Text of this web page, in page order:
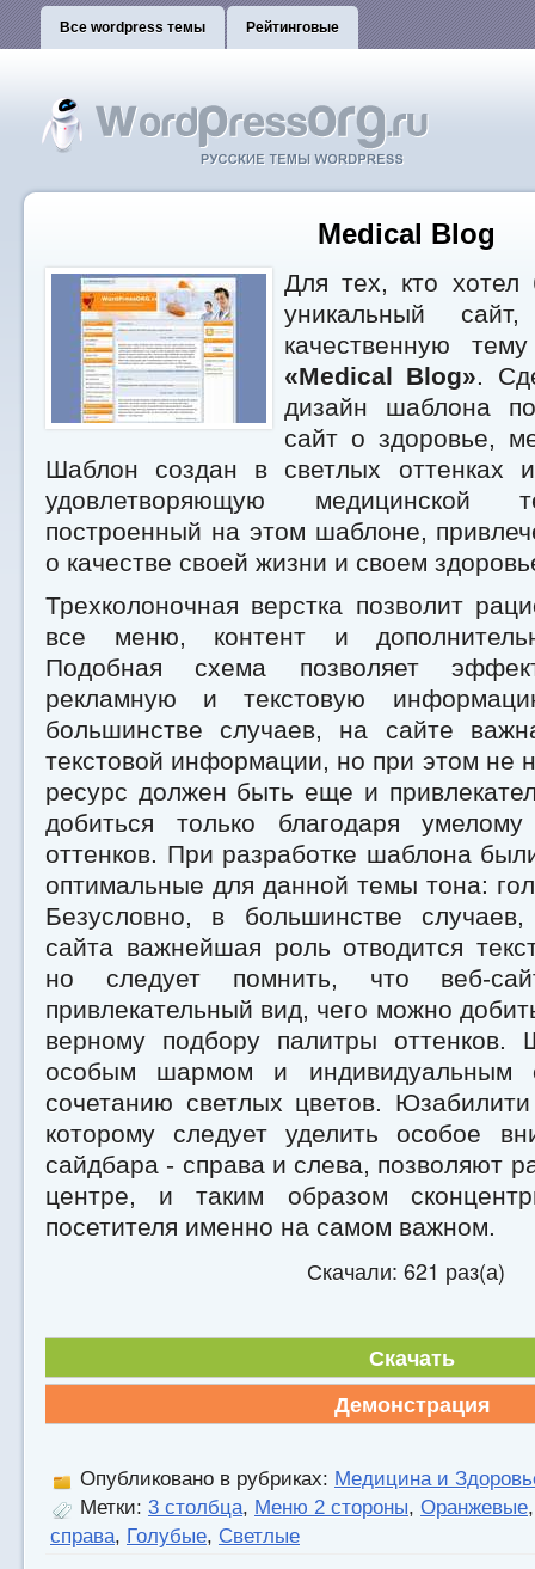
Все wordpress темы Рейтинговые
Medical Blog
Для тех, кто хотел
уникальный
качественную
«Medical Blog».
дизайн шаблона
сайт о здоровье,
Шаблон создан в светлых оттенках
удовлетворяющую медицинской
построенный на этом шаблоне,
о качестве своей жизни и своем
Трехколоночная верстка позволит
все меню, контент и
Подобная схема позволяет
рекламную и текстовую
большинстве случаев, на сайте
текстовой информации, но при этом не
ресурс должен быть еще и
добиться только благодаря
оттенков. При разработке шаблона
оптимальные для данной темы тона:
Безусловно, в большинстве случаев,
сайта важнейшая роль отводится
но следует помнить, что веб-
привлекательный вид, чего можно
верному подбору палитры оттенков.
особым шармом и индивидуальным
сочетанию светлых цветов.
которому следует уделить особое
сайдбара - справа и слева, позволяют
центре, и таким образом
посетителя именно на самом важном.
Скачали: 621 раз(а)
Скачать
Демонстрация
Опубликовано в рубриках: Медицина и
Метки: 3 столбца, Меню 2 стороны, Оранжевые
справа, Голубые, Светлые